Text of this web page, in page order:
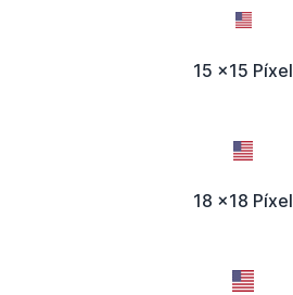
15 x15 Píxel
18 x18 Píxel